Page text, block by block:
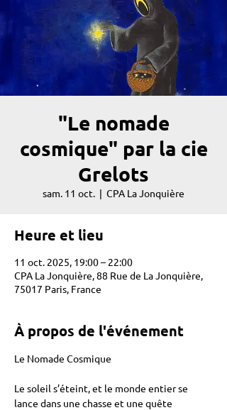
"Le nomade
cosmique" par la cie
Grelots
sam. 11 oct.
  |
CPA La Jonquière
Heure et lieu
11 oct. 2025, 19:00 – 22:00
CPA La Jonquière, 88 Rue de La Jonquière,
75017 Paris, France
À propos de l'événement
Le Nomade Cosmique
Le soleil s’éteint, et le monde entier se
lance dans une chasse et une quête